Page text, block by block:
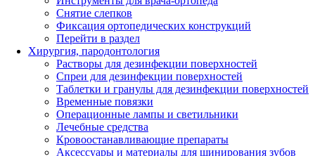
Снятие слепков
Фиксация ортопедических конструкций
Перейти в раздел
Хирургия, пародонтология
Растворы для дезинфекции поверхностей
Спреи для дезинфекции поверхностей
Таблетки и гранулы для дезинфекции поверхностей
Временные повязки
Операционные лампы и светильники
Лечебные средства
Кровоостанавливающие препараты
Аксессуары и материалы для шинирования зубов